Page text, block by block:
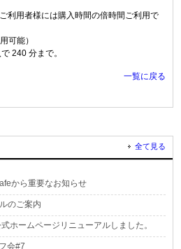
利用者様には購入時間の倍時間ご利用で
可能）
240 分まで。
一覧に戻る
全て見る
から重要なお知らせ
のご案内
ホームページリニューアルしました。
会#7